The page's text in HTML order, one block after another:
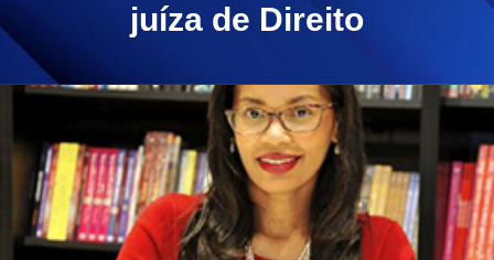
juíza de Direito